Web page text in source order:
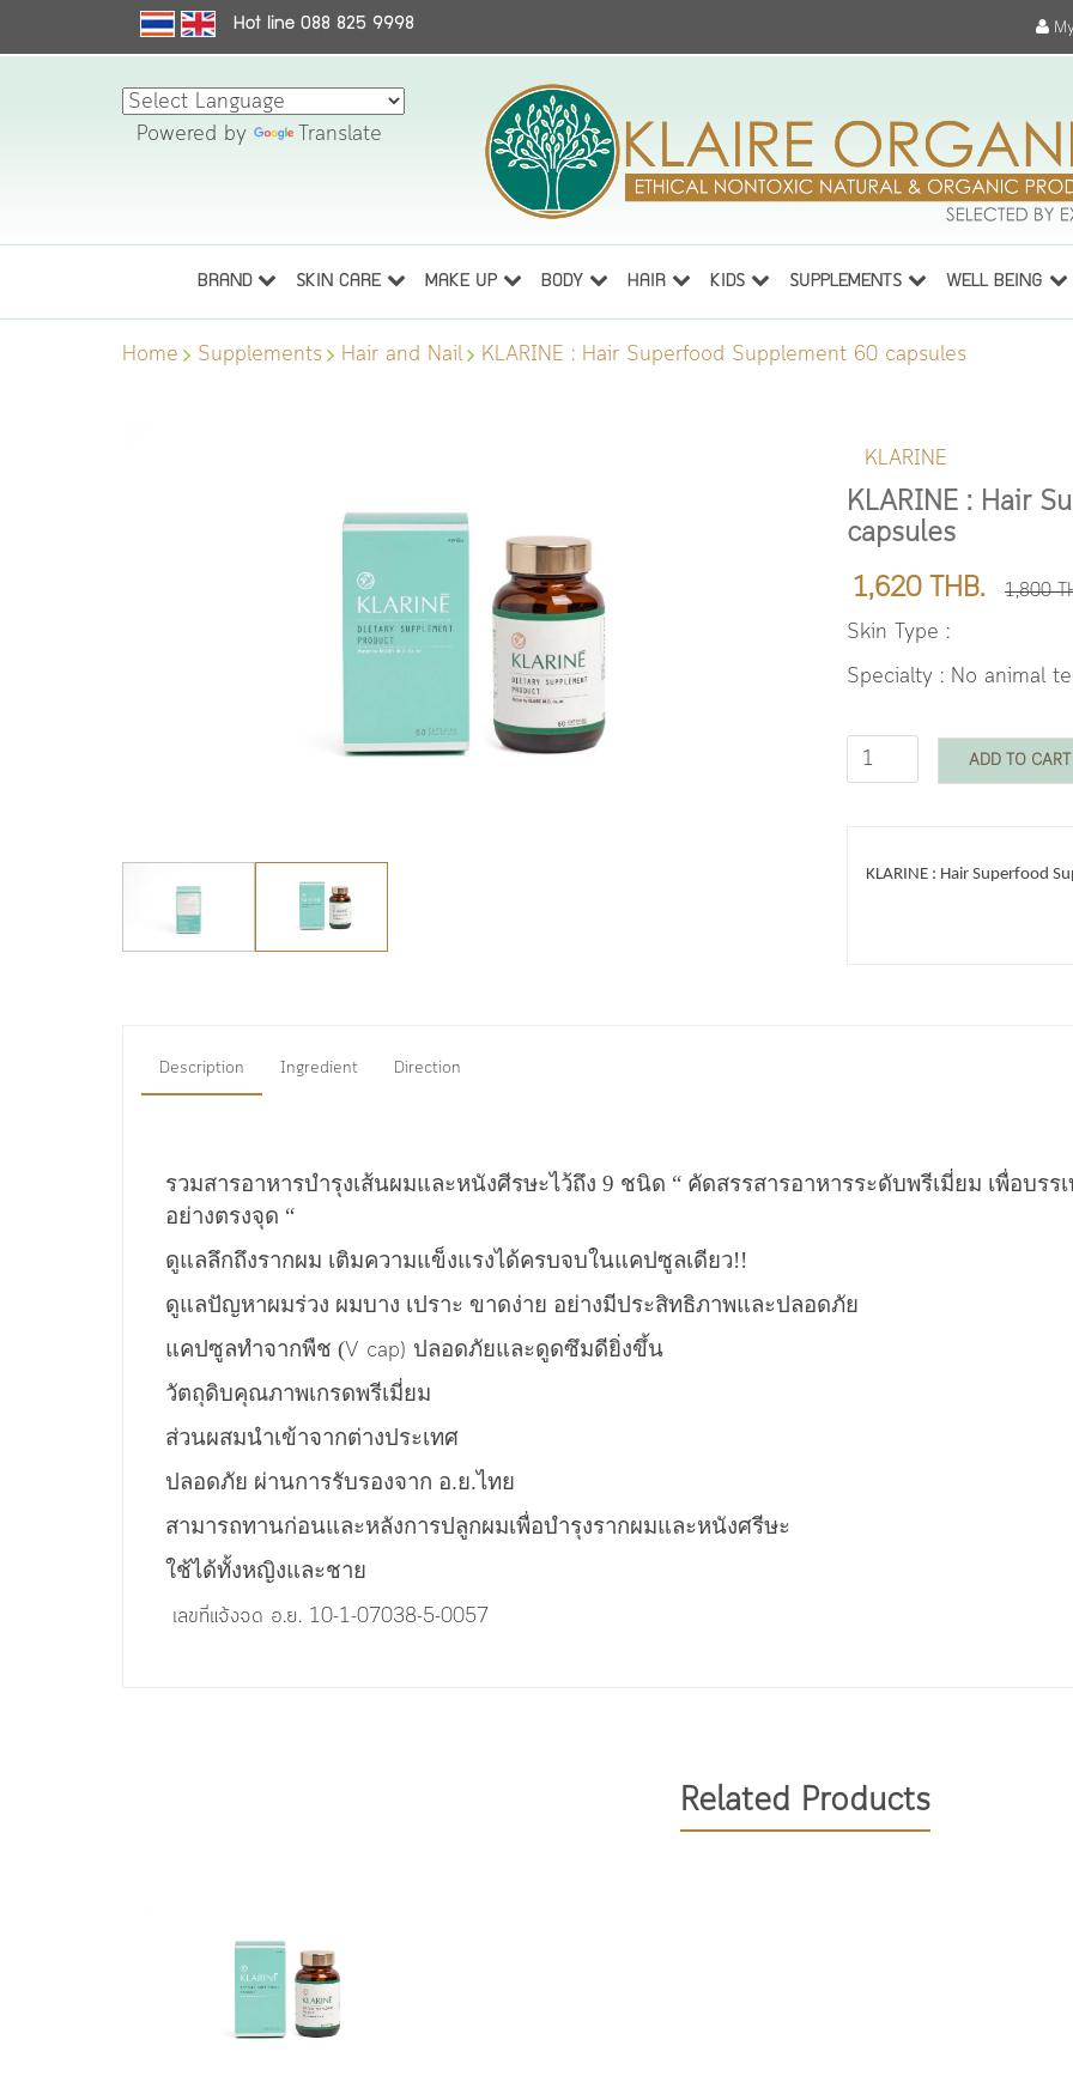
Hot line 088 825 9998
Powered by Translate
BRAND SKIN CARE MAKE UP BODY HAIR KIDS SUPPLEMENTS WELL BEING
Home Supplements Hair and Nail KLARINE : Hair Superfood Supplement 60 capsules
KLARINE
KLARINE : Hair
capsules
1,620 THB.
1,800
Skin Type :
Specialty : No animal
ADD TO CART
KLARINE : Hair Superfood
Description Ingredient Direction
รวมสารอาหารบำรุงเส้นผมและหนังศีรษะไว้ถึง 9 ชนิด “ คัดสรรสารอาหารระดับพรีเมี่ยม เพื่อบรร
อย่างตรงจุด “
ดูแลลึกถึงรากผม เติมความแข็งแรงได้ครบจบในแคปซูลเดียว!!
ดูแลปัญหาผมร่วง ผมบาง เปราะ ขาดง่าย อย่างมีประสิทธิภาพและปลอดภัย
แคปซูลทำจากพืช (V cap) ปลอดภัยและดูดซึมดียิ่งขึ้น
วัตถุดิบคุณภาพเกรดพรีเมี่ยม
ส่วนผสมนำเข้าจากต่างประเทศ
ปลอดภัย ผ่านการรับรองจาก อ.ย.ไทย
สามารถทานก่อนและหลังการปลูกผมเพื่อบำรุงรากผมและหนังศรีษะ
ใช้ได้ทั้งหญิงและชาย
เลขที่แจ้งจด อ.ย. 10-1-07038-5-0057
ช่วยบำรุงเส้นผม ทำให้เส้นผมแข็งแรงและเป็นเส้นตรง ช่วยปกป้องเส้นผมจากการถูกทำลา
ช่วยส่งเสริมการไหลเวียนเลือดที่ต่อมรากผมและหนังศีรษะ ส่งเสริมการเจริญของเส้นผ
Pantothenic acid (B5) :
Pyridoxine (B 6) :ส่งเสริมกระบวนการทำงานของเอ็นไซม์ที่ช่วยในการทำงานของโปรตีนในเส้นผม
Related Products